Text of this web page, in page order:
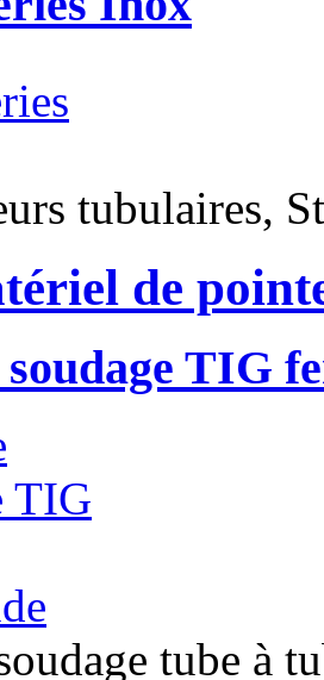
tubulaires,
de
TIG
tube à